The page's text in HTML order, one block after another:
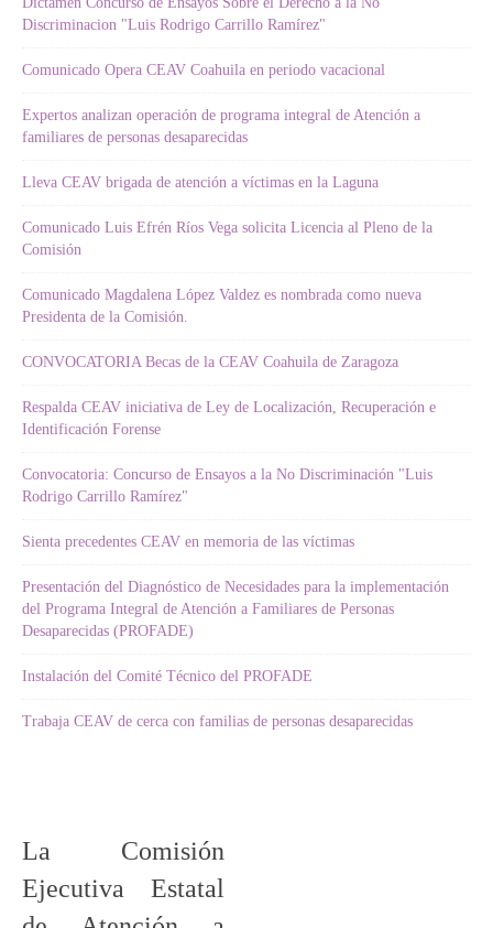
Discriminacion "Luis Rodrigo Carrillo Ramírez"
Comunicado Opera CEAV Coahuila en periodo vacacional
Expertos analizan operación de programa integral de Atención a
familiares de personas desaparecidas
Lleva CEAV brigada de atención a víctimas en la Laguna
Comunicado Luis Efrén Ríos Vega solicita Licencia al Pleno de la
Comisión
Comunicado Magdalena López Valdez es nombrada como nueva
Presidenta de la Comisión.
CONVOCATORIA Becas de la CEAV Coahuila de Zaragoza
Respalda CEAV iniciativa de Ley de Localización, Recuperación e
Identificación Forense
Convocatoria: Concurso de Ensayos a la No Discriminación "Luis
Rodrigo Carrillo Ramírez"
Sienta precedentes CEAV en memoria de las víctimas
Presentación del Diagnóstico de Necesidades para la implementación
del Programa Integral de Atención a Familiares de Personas
Desaparecidas (PROFADE)
Instalación del Comité Técnico del PROFADE
Trabaja CEAV de cerca con familias de personas desaparecidas
La Comisión
Ejecutiva Estatal